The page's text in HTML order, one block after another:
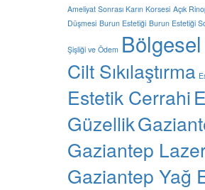
Ameliyat Sonrası Karın Korsesi Açık
Düşmesi Burun Estetiği Burun Estetiği
Şişliği ve Ödem
Cilt Sıkılaştırma
Estetik Cerrahi
Güzellik
Gaziantep
Gaziantep Yağ